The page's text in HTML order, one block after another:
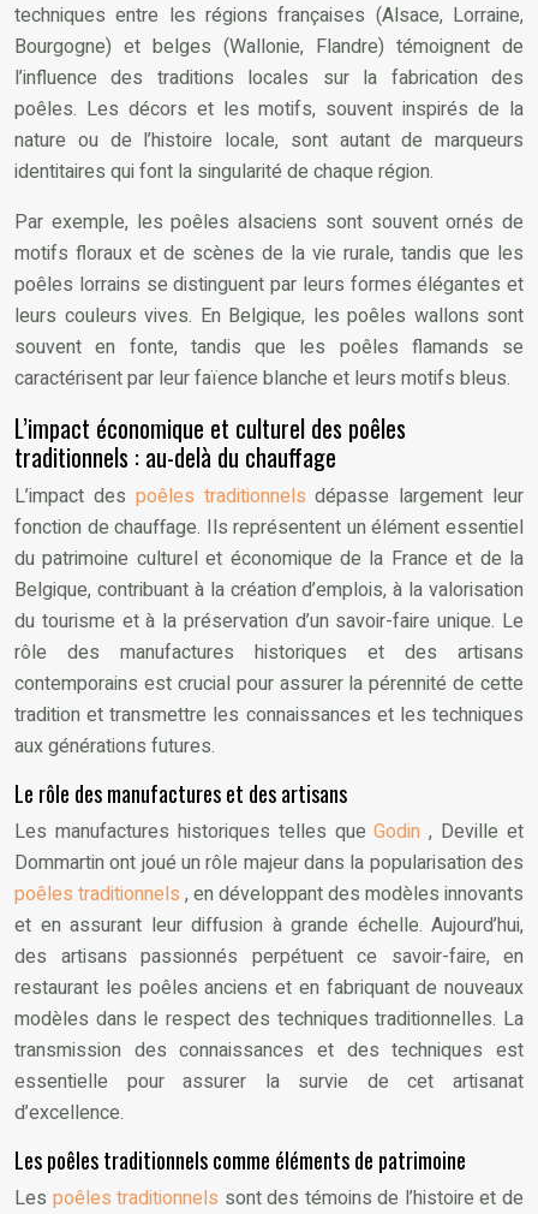
techniques entre les régions françaises (Alsace, Lorraine,
Bourgogne) et belges (Wallonie, Flandre) témoignent de
l’influence des traditions locales sur la fabrication des
poêles. Les décors et les motifs, souvent inspirés de la
nature ou de l’histoire locale, sont autant de marqueurs
identitaires qui font la singularité de chaque région.
Par exemple, les poêles alsaciens sont souvent ornés de
motifs floraux et de scènes de la vie rurale, tandis que les
poêles lorrains se distinguent par leurs formes élégantes et
leurs couleurs vives. En Belgique, les poêles wallons sont
souvent en fonte, tandis que les poêles flamands se
caractérisent par leur faïence blanche et leurs motifs bleus.
L’impact économique et culturel des poêles
traditionnels : au-delà du chauffage
L’impact des poêles traditionnelsdépasse largement leur
fonction de chauffage. Ils représentent un élément essentiel
du patrimoine culturel et économique de la France et de la
Belgique, contribuant à la création d’emplois, à la valorisation
du tourisme et à la préservation d’un savoir-faire unique. Le
rôle des manufactures historiques et des artisans
contemporains est crucial pour assurer la pérennité de cette
tradition et transmettre les connaissances et les techniques
aux générations futures.
Le rôle des manufactures et des artisans
Les manufactures historiques telles queGodin, Deville et
Dommartin ont joué un rôle majeur dans la popularisation des
poêles traditionnels , en développant des modèles innovants
et en assurant leur diffusion à grande échelle. Aujourd’hui,
des artisans passionnés perpétuent ce savoir-faire, en
restaurant les poêles anciens et en fabriquant de nouveaux
modèles dans le respect des techniques traditionnelles. La
transmission des connaissances et des techniques est
essentielle pour assurer la survie de cet artisanat
d’excellence.
Les poêles traditionnels comme éléments de patrimoine
Les poêles traditionnels sont des témoins de l’histoire et de